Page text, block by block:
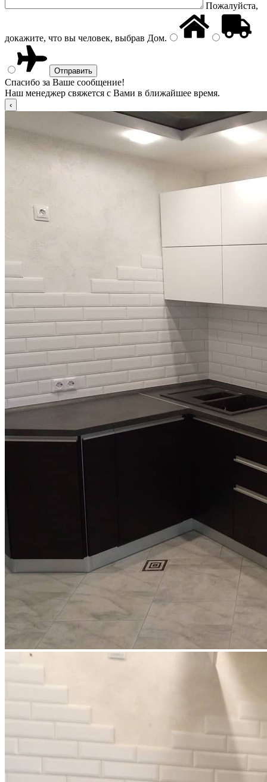
Пожалуйста,
докажите, что вы человек, выбрав Дом.
Спасибо за Ваше сообщение!
Наш менеджер свяжется с Вами в ближайшее время.